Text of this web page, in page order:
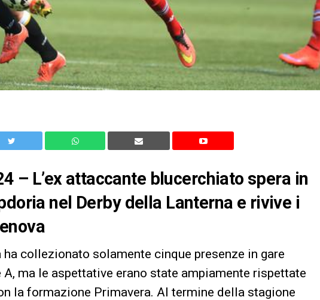
– L’ex attaccante blucerchiato spera in
nel Derby della Lanterna e rivive i
collezionato solamente cinque presenze in gare
ma le aspettative erano state ampiamente rispettate
la formazione Primavera. Al termine della stagione